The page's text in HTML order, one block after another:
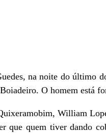
na noite do último
O homem está
William
quem tiver dando